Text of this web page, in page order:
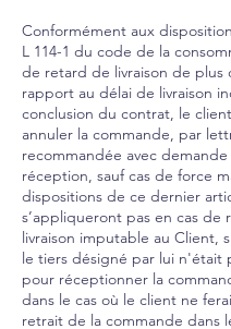
Conformément aux
L 114-1 du code de la
de retard de livraison de plus
rapport au délai de livraison
conclusion du contrat, le
annuler la commande, par
recommandée avec demande
réception, sauf cas de force
dispositions de ce dernier
s’appliqueront pas en cas de
livraison imputable au Client,
le tiers désigné par lui n'était
pour réceptionner la
dans le cas où le client ne
retrait de la commande dans